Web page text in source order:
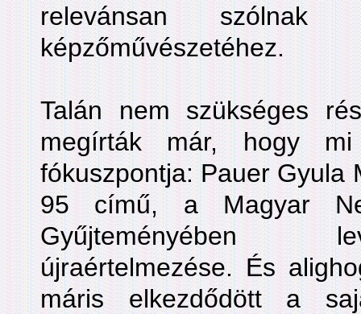
relevánsan
képzőművészetéhez.
Talán nem szükséges
megírták már, hogy
fókuszpontja: Pauer Gyula
95 című, a Magyar
Gyűjteményében
újraértelmezése. És
máris elkezdődött a